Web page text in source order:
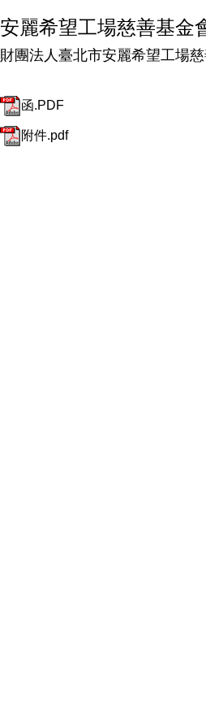
安麗希望工場慈善基金
財團法人臺北市安麗希望工場
函.PDF
附件.pdf